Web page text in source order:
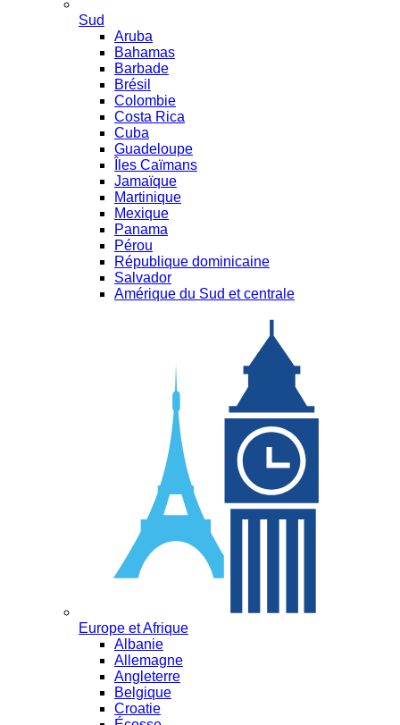
Sud
Aruba
Bahamas
Barbade
Brésil
Colombie
Costa Rica
Cuba
Guadeloupe
Îles Caïmans
Jamaïque
Martinique
Mexique
Panama
Pérou
République dominicaine
Salvador
Amérique du Sud et centrale
Europe et Afrique
Albanie
Allemagne
Angleterre
Belgique
Croatie